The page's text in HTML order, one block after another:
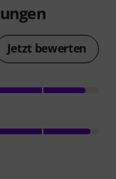
Jetzt bewerten